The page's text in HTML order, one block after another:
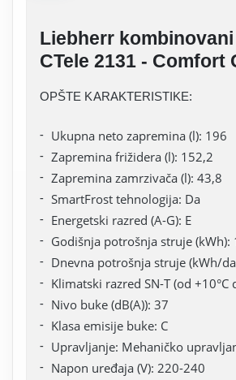
Liebherr
CTele 2131 - Comfort
OPŠTE KARAKTERISTIKE:
Ukupna neto zapremina (l): 196
Zapremina frižidera (l): 152,2
Zapremina zamrzivača (l): 43,8
SmartFrost tehnologija: Da
Energetski razred (A-G): E
Godišnja potrošnja struje (kWh):
Dnevna potrošnja struje (kWh/
Klimatski razred SN-T (od +10°C
Nivo buke (dB(A)): 37
Klasa emisije buke: C
Upravljanje: Mehaničko
Napon uređaja (V): 220-240